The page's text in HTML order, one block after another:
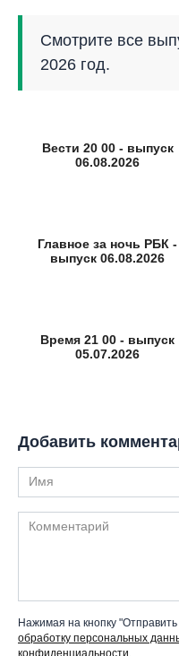
Смотрите все
2026 год.
Вести 20 00 - выпуск
06.08.2026
Главное за ночь РБК -
выпуск 06.08.2026
Время 21 00 - выпуск
05.07.2026
Добавить
Имя
Комментарий
Нажимая на кнопку
обработку персональных
конфиденциальности